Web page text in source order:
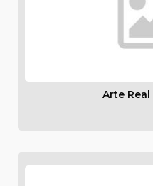
Arte